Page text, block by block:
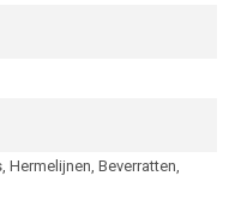
Hermelijnen, Beverratten,